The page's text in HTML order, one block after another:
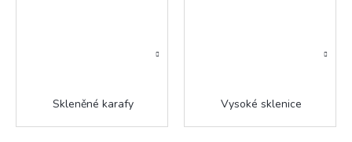
Skleněné karafy Vysoké sklenice